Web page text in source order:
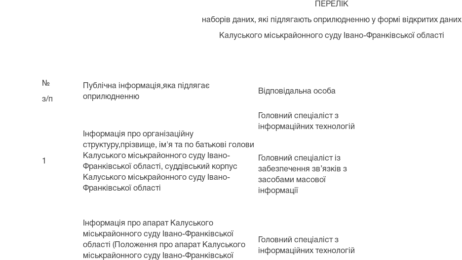
ПЕРЕЛІК
наборів даних, які підлягають оприлюдненню у формі відкритих даних
Калуського міськрайонного суду Івано-Франківської області
№
з/п
Публічна інформація,яка підлягає
оприлюдненню
Відповідальна особа
1
Інформація про організаційну
структуру,прізвище, ім'я та по батькові голови
Калуського міськрайонного суду Івано-
Франківської області, суддівський корпус
Калуського міськрайонного суду Івано-
Франківської області
Головний спеціаліст з
інформаційних технологій
Головний спеціаліст із
забезпечення зв’язків з
засобами масової
інформації
Інформація про апарат Калуського
міськрайонного суду Івано-Франківської
області (Положення про апарат Калуського
міськрайонного суду Івано-Франківської
Головний спеціаліст з
інформаційних технологій